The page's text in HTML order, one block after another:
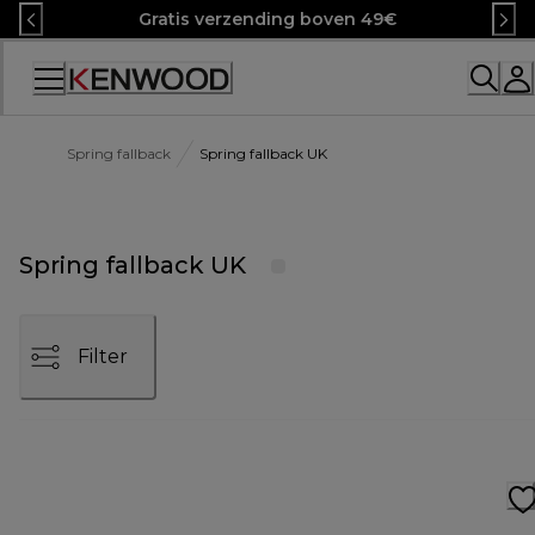
Skip
to
Content
Gratis verzending boven 49€
Spring fallback Spring fallback UK
Spring fallback UK
Filter